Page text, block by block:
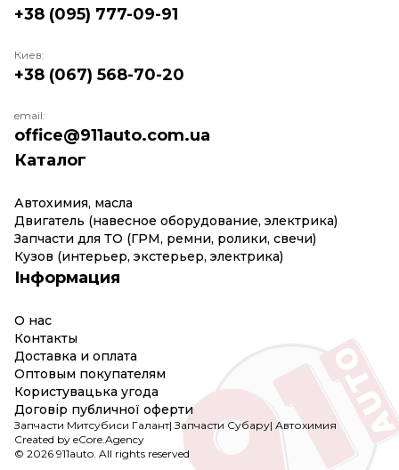
Каталог
Автохимия, масла
Двигатель (навесное оборудование, электрика)
Запчасти для ТО (ГРМ, ремни, ролики, свечи)
Кузов (интерьер, экстерьер, электрика)
Інформация
О нас
Контакты
Доставка и оплата
Оптовым покупателям
Користувацька угода
Договір публичної оферти
+38 (095) 777-09-91
Киев:
+38 (067) 568-70-20
email:
office@911auto.com.ua
Created by eCore.Agency
Запчасти Митсубиси Галант|Запчасти Субару| Автохимия
© 2026 911auto. All rights reserved